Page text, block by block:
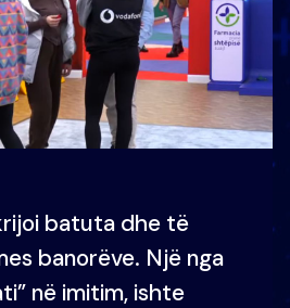
batuta dhe të
banorëve. Një nga
në imitim, ishte